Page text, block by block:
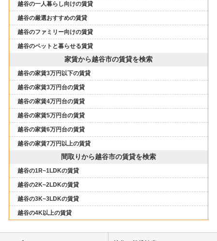
越谷の一人暮らし向けの賃貸
越谷の厳選おすすめの賃貸
越谷のファミリー向けの賃貸
越谷のペットと暮らせる賃貸
家賃から越谷市の賃貸を検索
越谷の家賃3万円以下の賃貸
越谷の家賃3万円台の賃貸
越谷の家賃4万円台の賃貸
越谷の家賃5万円台の賃貸
越谷の家賃6万円台の賃貸
越谷の家賃7万円以上の賃貸
間取りから越谷市の賃貸を検索
越谷の1R~1LDKの賃貸
越谷の2K~2LDKの賃貸
越谷の3K~3LDKの賃貸
越谷の4K以上の賃貸